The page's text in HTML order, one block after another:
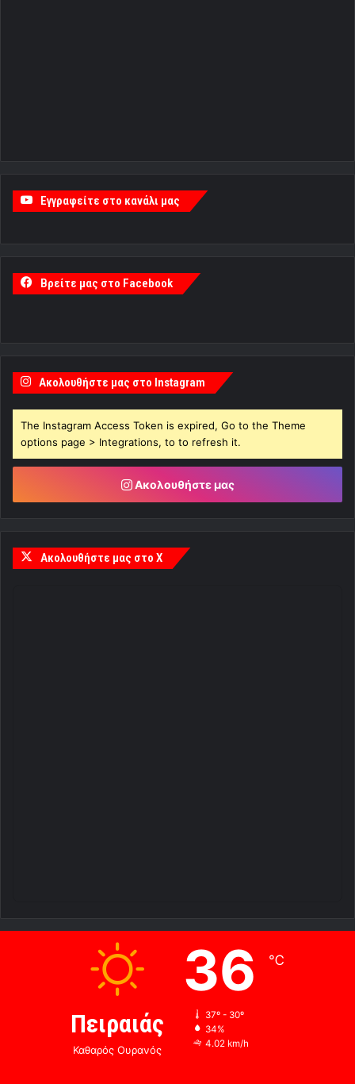
Εγγραφείτε στο κανάλι μας
Βρείτε μας στο Facebook
Ακολουθήστε μας στο Instagram
The Instagram Access Token is expired, Go to the Theme
options page > Integrations, to to refresh it.
Ακολουθήστε μας
Ακολουθήστε μας στο X
Πειραιάς
Καθαρός Ουρανός
36 ℃
37º - 30º
34%
4.02 km/h